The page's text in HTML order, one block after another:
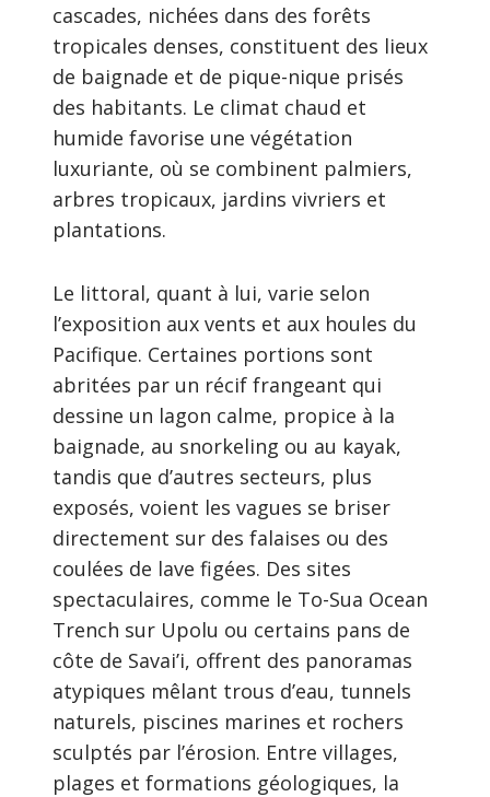
cascades, nichées dans des forêts
tropicales denses, constituent des lieux
de baignade et de pique-nique prisés
des habitants. Le climat chaud et
humide favorise une végétation
luxuriante, où se combinent palmiers,
arbres tropicaux, jardins vivriers et
plantations.
Le littoral, quant à lui, varie selon
l’exposition aux vents et aux houles du
Pacifique. Certaines portions sont
abritées par un récif frangeant qui
dessine un lagon calme, propice à la
baignade, au snorkeling ou au kayak,
tandis que d’autres secteurs, plus
exposés, voient les vagues se briser
directement sur des falaises ou des
coulées de lave figées. Des sites
spectaculaires, comme le To-Sua Ocean
Trench sur Upolu ou certains pans de
côte de Savai’i, offrent des panoramas
atypiques mêlant trous d’eau, tunnels
naturels, piscines marines et rochers
sculptés par l’érosion. Entre villages,
plages et formations géologiques, la